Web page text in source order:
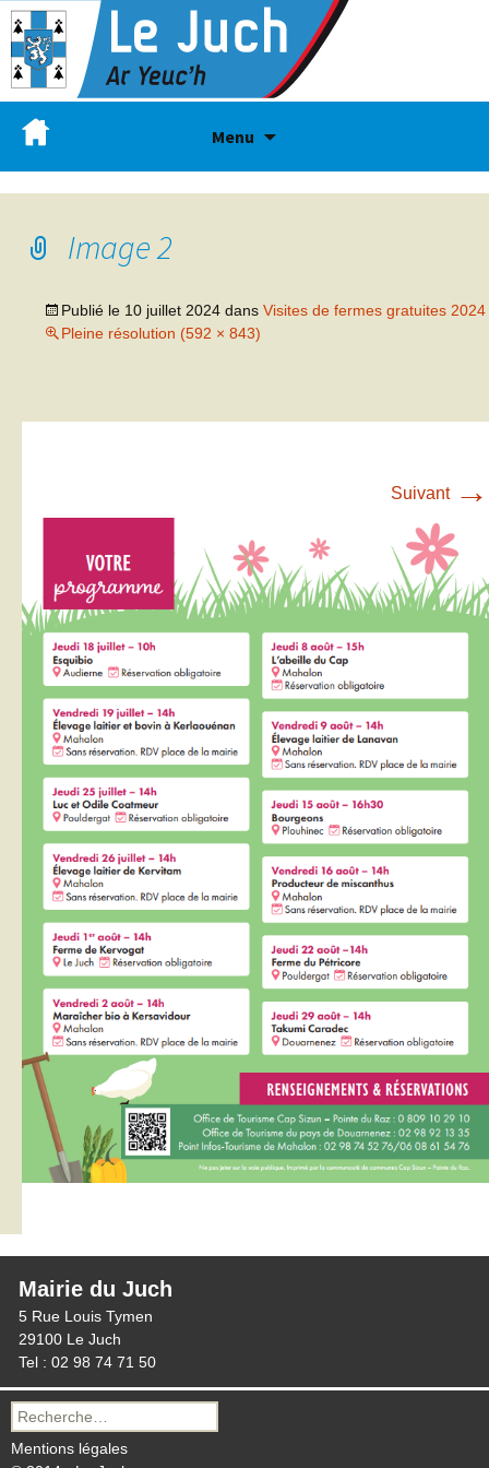
Menu
Image 2
Publié le 10 juillet 2024 dans Visites de fermes gratuites 2024
Pleine résolution (592 × 843)
Suivant →
Mairie du Juch
5 Rue Louis Tymen
29100 Le Juch
Tel : 02 98 74 71 50
Recherche
pour :
Mentions légales